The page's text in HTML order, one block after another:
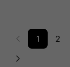
1 2